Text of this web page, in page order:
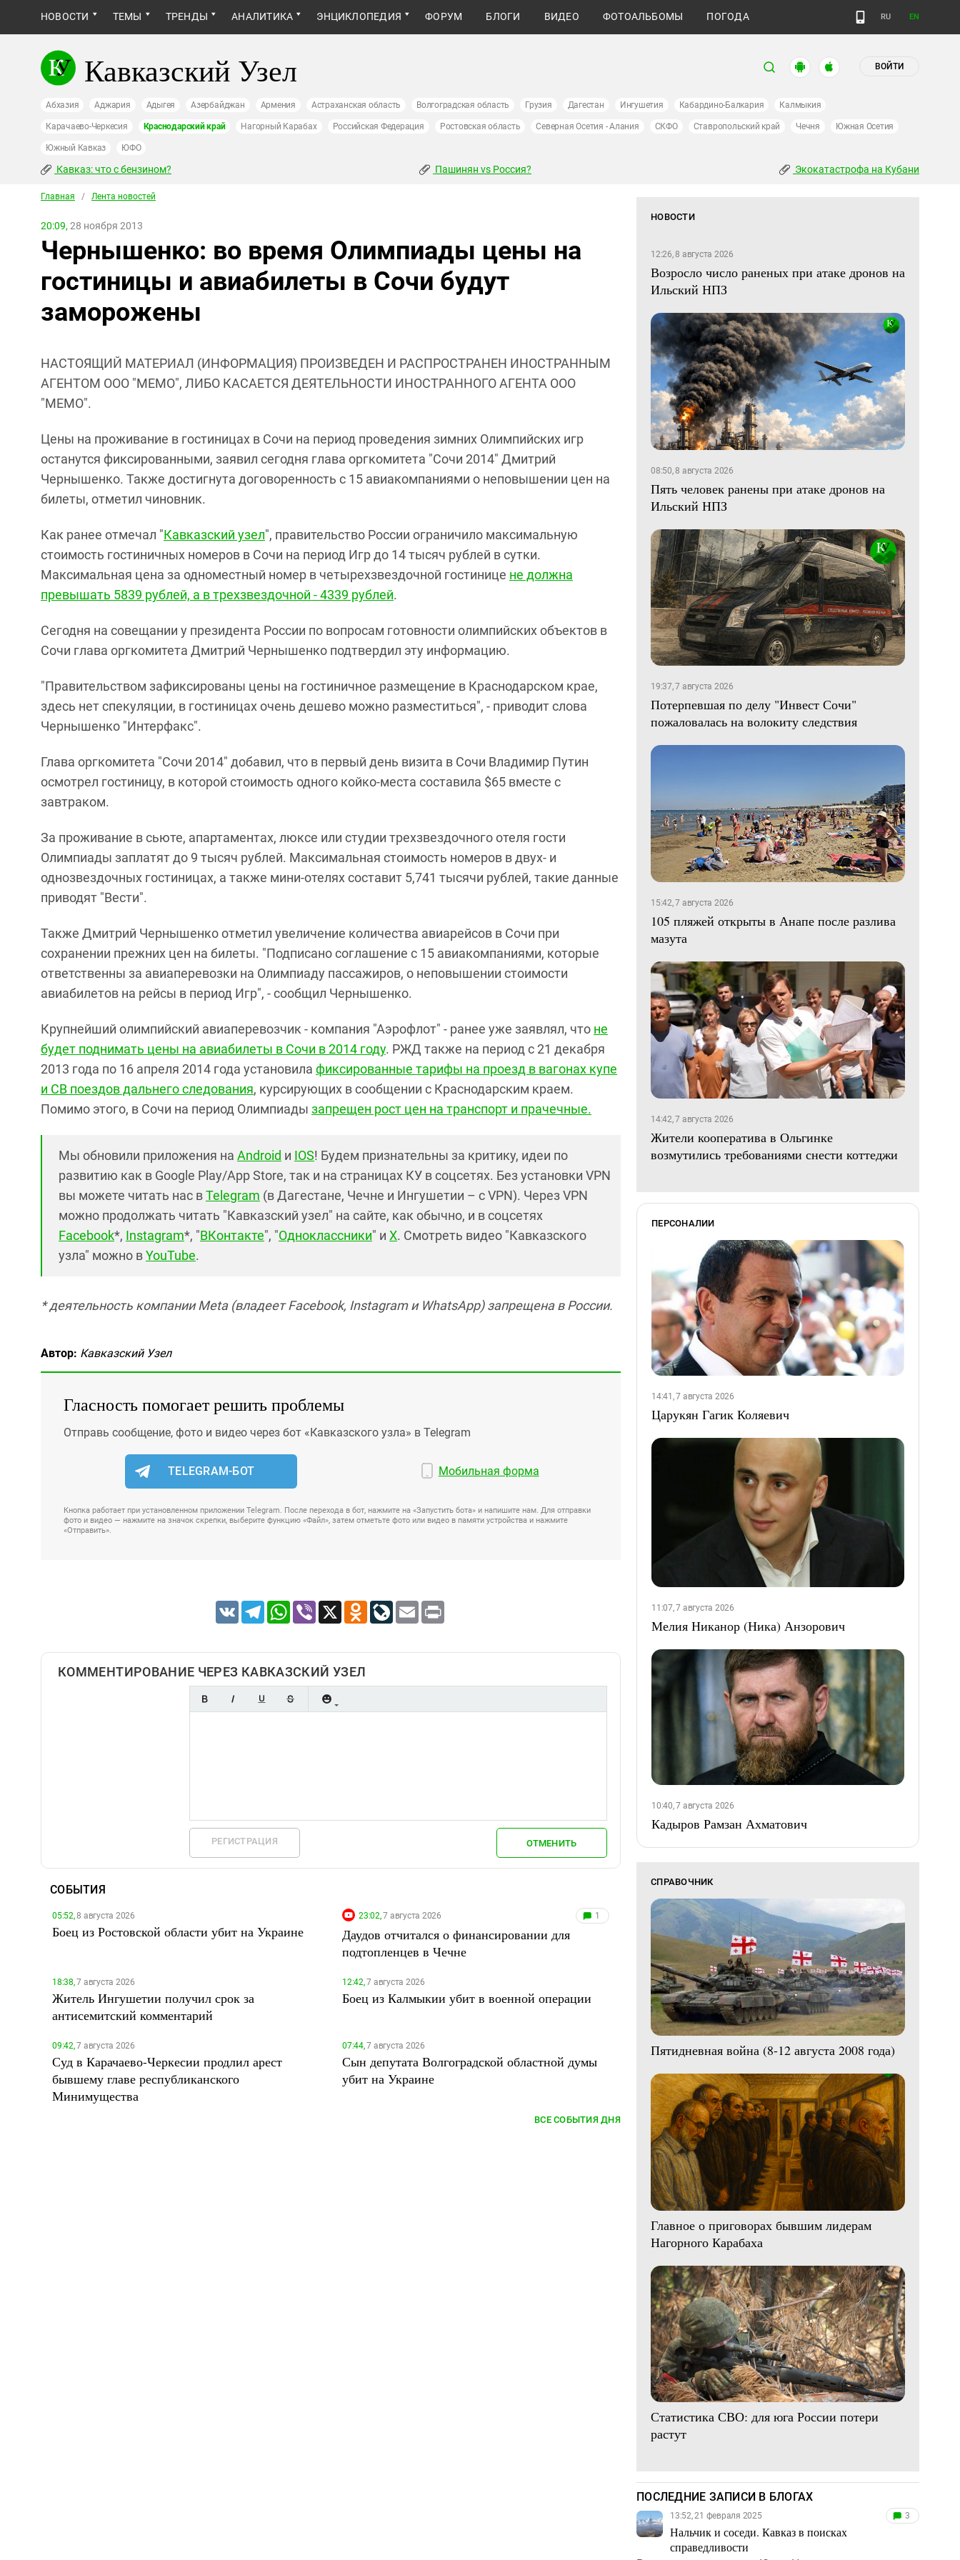
НОВОСТИ ТЕМЫ ТРЕНДЫ АНАЛИТИКА ЭНЦИКЛОПЕДИЯ ФОРУМ БЛОГИ ВИДЕО ФОТОАЛЬБОМЫ ПОГОДА RU EN
Кавказский Узел ВОЙТИ
Абхазия Аджария Адыгея Азербайджан Армения Астраханская область Волгоградская область Грузия Дагестан Ингушетия Кабардино-Балкария Калмыкия
Карачаево-Черкесия Краснодарский край Нагорный Карабах Российская Федерация Ростовская область Северная Осетия - Алания СКФО Ставропольский край Чечня Южная Осетия
Южный Кавказ ЮФО
Кавказ: что с бензином? Пашинян vs Россия? Экокатастрофа на Кубани
Главная / Лента новостей
20:09, 28 ноября 2013
Чернышенко: во время Олимпиады цены на
гостиницы и авиабилеты в Сочи будут
заморожены
НАСТОЯЩИЙ МАТЕРИАЛ (ИНФОРМАЦИЯ) ПРОИЗВЕДЕН И РАСПРОСТРАНЕН ИНОСТРАННЫМ
АГЕНТОМ ООО "МЕМО", ЛИБО КАСАЕТСЯ ДЕЯТЕЛЬНОСТИ ИНОСТРАННОГО АГЕНТА ООО
"МЕМО".
Цены на проживание в гостиницах в Сочи на период проведения зимних Олимпийских игр
останутся фиксированными, заявил сегодня глава оргкомитета "Сочи 2014" Дмитрий
Чернышенко. Также достигнута договоренность с 15 авиакомпаниями о неповышении цен на
билеты, отметил чиновник.
Как ранее отмечал "Кавказский узел", правительство России ограничило максимальную
стоимость гостиничных номеров в Сочи на период Игр до 14 тысяч рублей в сутки.
Максимальная цена за одноместный номер в четырехзвездочной гостинице не должна
превышать 5839 рублей, а в трехзвездочной -4339 рублей.
Сегодня на совещании у президента России по вопросам готовности олимпийских объектов в
Сочи глава оргкомитета Дмитрий Чернышенко подтвердил эту информацию.
"Правительством зафиксированы цены на гостиничное размещение в Краснодарском крае,
здесь нет спекуляции, в гостиницах очень дешево можно разместиться", - приводит слова
Чернышенко "Интерфакс".
Глава оргкомитета "Сочи 2014" добавил, что в первый день визита в Сочи Владимир Путин
осмотрел гостиницу, в которой стоимость одного койко-места составила $65 вместе с
завтраком.
За проживание в сьюте, апартаментах, люксе или студии трехзвездочного отеля гости
Олимпиады заплатят до 9 тысяч рублей. Максимальная стоимость номеров в двух- и
однозвездочных гостиницах, а также мини-отелях составит 5,741 тысячи рублей, такие данные
приводят "Вести".
Также Дмитрий Чернышенко отметил увеличение количества авиарейсов в Сочи при
сохранении прежних цен на билеты. "Подписано соглашение с 15 авиакомпаниями, которые
ответственны за авиаперевозки на Олимпиаду пассажиров, о неповышении стоимости
авиабилетов на рейсы в период Игр", - сообщил Чернышенко.
Крупнейший олимпийский авиаперевозчик - компания "Аэрофлот" - ранее уже заявлял, что не
будет поднимать цены на авиабилеты в Сочи в 2014 году. РЖД также на период с 21 декабря
2013 года по 16 апреля 2014 года установила фиксированные тарифы на проезд в вагонах купе
и СВ поездов дальнего следования, курсирующих в сообщении с Краснодарским краем.
Помимо этого, в Сочи на период Олимпиады запрещен рост цен на транспорт и прачечные.
Мы обновили приложения на Android и IOS! Будем признательны за критику, идеи по
развитию как в Google Play/App Store, так и на страницах КУ в соцсетях. Без установки VPN
вы можете читать нас вTelegram (в Дагестане, Чечне и Ингушетии – с VPN). Через VPN
можно продолжать читать "Кавказский узел" на сайте, как обычно, и в соцсетях
Facebook*, Instagram*, "ВКонтакте", "Одноклассники" и X. Смотреть видео "Кавказского
узла" можно вYouTube.
* деятельность компании Meta (владеет Facebook, Instagram и WhatsApp) запрещена в России.
Автор: Кавказский Узел
Гласность помогает решить проблемы
Отправь сообщение, фото и видео через бот «Кавказского узла» в Telegram
TELEGRAM-БОТ Мобильная форма
Кнопка работает при установленном приложении Telegram. После перехода в бот, нажмите на «Запустить бота» и напишите нам. Для отправки
фото и видео — нажмите на значок скрепки, выберите функцию «Файл», затем отметьте фото или видео в памяти устройства и нажмите
«Отправить».
VK TelegramWhatsApp
Viber X Odnoklassniki
LiveJournal
Email
КОММЕНТИРОВАНИЕ ЧЕРЕЗ КАВКАЗСКИЙ УЗЕЛ
РЕГИСТРАЦИЯ ОТМЕНИТЬ
СОБЫТИЯ
05:52,8 августа 2026
Боец из Ростовской области убит на Украине
23:02,7 августа 2026 1
Даудов отчитался о финансировании для
подтопленцев в Чечне
18:38,7 августа 2026
Житель Ингушетии получил срок за
антисемитский комментарий
12:42,7 августа 2026
Боец из Калмыкии убит в военной операции
09:42,7 августа 2026
Суд в Карачаево-Черкесии продлил арест
бывшему главе республиканского
Минимущества
07:44,7 августа 2026
Сын депутата Волгоградской областной думы
убит на Украине
ВСЕ СОБЫТИЯ ДНЯ
НОВОСТИ
12:26, 8 августа 2026
Возросло число раненых при атаке дронов на
Ильский НПЗ
08:50, 8 августа 2026
Пять человек ранены при атаке дронов на
Ильский НПЗ
19:37, 7 августа 2026
Потерпевшая по делу "Инвест Сочи"
пожаловалась на волокиту следствия
15:42, 7 августа 2026
105 пляжей открыты в Анапе после разлива
мазута
14:42, 7 августа 2026
Жители кооператива в Ольгинке
возмутились требованиями снести коттеджи
ПЕРСОНАЛИИ
14:41, 7 августа 2026
Царукян Гагик Коляевич
11:07, 7 августа 2026
Мелия Никанор (Ника) Анзорович
10:40, 7 августа 2026
Кадыров Рамзан Ахматович
СПРАВОЧНИК
Пятидневная война (8-12 августа 2008 года)
Главное о приговорах бывшим лидерам
Нагорного Карабаха
Статистика СВО: для юга России потери
растут
ПОСЛЕДНИЕ ЗАПИСИ В БЛОГАХ
13:52, 21 февраля 2025
Нальчик и соседи. Кавказ в поисках
справедливости
3